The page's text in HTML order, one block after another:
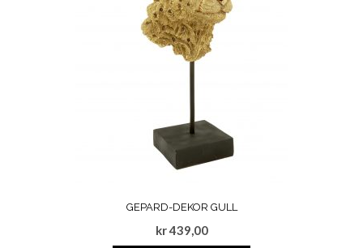
GEPARD-DEKOR GULL
kr439,00